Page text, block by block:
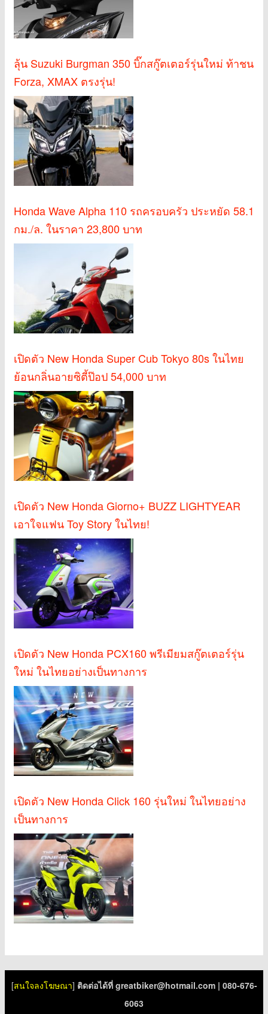
ลุ้น Suzuki Burgman 350 บิ๊กสกู๊ตเตอร์รุ่นใหม่ ท้าชน
Forza, XMAX ตรงรุ่น!
Honda Wave Alpha 110 รถครอบครัว ประหยัด 58.1
กม./ล. ในราคา 23,800 บาท
เปิดตัว New Honda Super Cub Tokyo 80s ในไทย
ย้อนกลิ่นอายซิตี้ป๊อป 54,000 บาท
เปิดตัว New Honda Giorno+ BUZZ LIGHTYEAR
เอาใจแฟน Toy Story ในไทย!
เปิดตัว New Honda PCX160 พรีเมียมสกู๊ตเตอร์รุ่น
ใหม่ ในไทยอย่างเป็นทางการ
เปิดตัว New Honda Click 160 รุ่นใหม่ ในไทยอย่าง
เป็นทางการ
[สนใจลงโฆษณา] ติดต่อได้ที่ greatbiker@hotmail.com| 080-676-
6063